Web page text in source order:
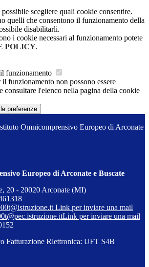
possibile scegliere quali cookie consentire.
quelli che consentono il funzionamento della
disabilitarli.
i cookie necessari al funzionamento potete
POLICY.
funzionamento
funzionamento non possono essere
consultare l'elenco nella pagina della cookie
preferenze
Omnicomprensivo Europeo di Arconate
Europeo di Arconate e Buscate
20 - 20020 Arconate (MI)
Link per inviare una mail
Link per inviare una mail
Fatturazione Rlettronica: UFT S4B